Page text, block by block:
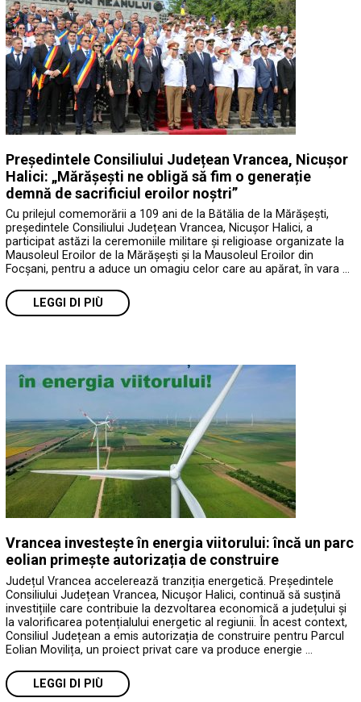
Președintele Consiliului Județean Vrancea, Nicușor
Halici: „Mărășești ne obligă să fim o generație
demnă de sacrificiul eroilor noștri”
Cu prilejul comemorării a 109 ani de la Bătălia de la Mărășești,
președintele Consiliului Județean Vrancea, Nicușor Halici, a
participat astăzi la ceremoniile militare și religioase organizate la
Mausoleul Eroilor de la Mărășești și la Mausoleul Eroilor din
Focșani, pentru a aduce un omagiu celor care au apărat, în vara …
LEGGI DI PIÙ
Vrancea investește în energia viitorului: încă un parc
eolian primește autorizația de construire
Județul Vrancea accelerează tranziția energetică. Președintele
Consiliului Județean Vrancea, Nicușor Halici, continuă să susțină
investițiile care contribuie la dezvoltarea economică a județului și
la valorificarea potențialului energetic al regiunii. În acest context,
Consiliul Județean a emis autorizația de construire pentru Parcul
Eolian Movilița, un proiect privat care va produce energie …
LEGGI DI PIÙ